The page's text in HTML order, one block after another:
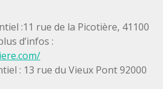
:11 rue de la Picotière, 41100
d’infos :
: 13 rue du Vieux Pont 92000